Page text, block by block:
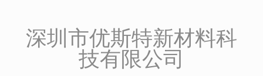
深圳市优斯特新材料科
技有限公司